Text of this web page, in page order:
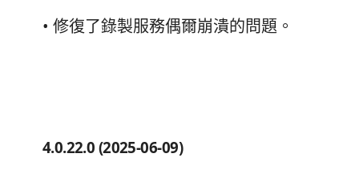
• 修復了錄製服務偶爾崩潰的問題。
4.0.22.0 (2025-06-09)